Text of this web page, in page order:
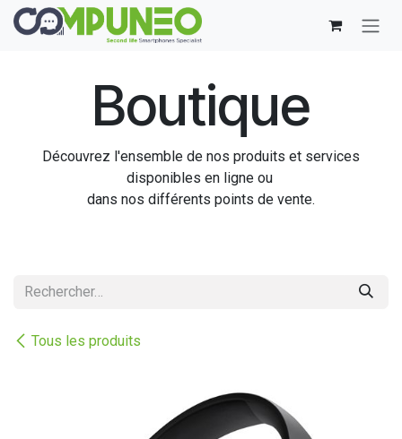
Se rendre au contenu
Boutique
Découvrez l'ensemble de nos produits et services
disponibles en ligne ou
dans nos différents points de vente.
Tous les produits